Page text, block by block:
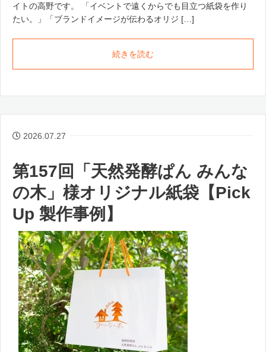
イトの高野です。 「イベントで遠くからでも目立つ紙袋を作り
たい。」「ブランドイメージが伝わるオリジ […]
続きを読む
2026.07.27
第157回「天然発酵ぱん みんな
の木」様オリジナル紙袋【Pick
Up 製作事例】